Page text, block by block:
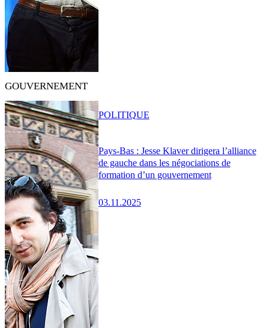
GOUVERNEMENT
Pays-Bas : Jesse Klaver dirigera l’alliance
de gauche dans les négociations de
formation d’un gouvernement
03.11.2025
POLITIQUE